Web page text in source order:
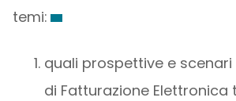
temi:
quali prospettive e scenari
di Fatturazione Elettronica